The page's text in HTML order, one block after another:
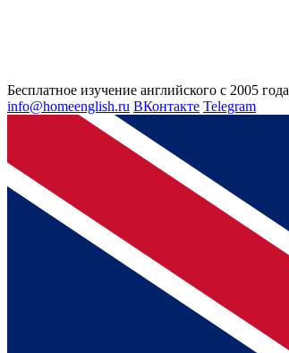
Бесплатное изучение английского с 2005 года
info@homeenglish.ru ВКонтакте Telegram